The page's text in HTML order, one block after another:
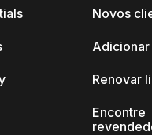
Novos
Renovar
Encontre